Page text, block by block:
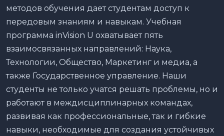
методов обучения дает студентам доступ к
передовым знаниям и навыкам. Учебная
программа inVision U охватывает пять
взаимосвязанных направлений: Наука,
Технологии, Общество, Маркетинг и медиа, а
также Государственное управление. Наши
студенты не только учатся решать проблемы, но и
работают в междисциплинарных командах,
развивая как профессиональные, так и гибкие
навыки, необходимые для создания устойчивых